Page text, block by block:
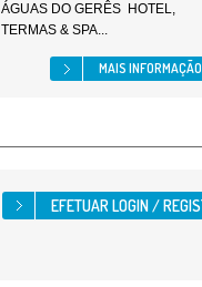
ÁGUAS DO GERÊS  HOTEL,
TERMAS & SPA...
MAIS INFORMAÇÃO